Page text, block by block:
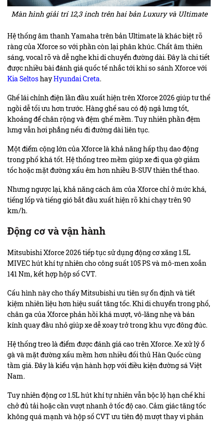
Màn hình giải trí 12,3 inch trên hai bản Luxury và Ultimate
Hệ thống âm thanh Yamaha trên bản Ultimate là khác biệt rõ
ràng của Xforce so với phần còn lại phân khúc. Chất âm thiên
sáng, vocal rõ và dễ nghe khi di chuyển đường dài. Đây là chi tiết
được nhiều bài đánh giá quốc tế nhắc tới khi so sánh Xforce với
Kia SeltoshayHyundai Creta.
Ghế lái chỉnh điện lần đầu xuất hiện trên Xforce 2026 giúp tư thế
ngồi dễ tối ưu hơn trước. Hàng ghế sau có độ ngả lưng tốt,
khoảng để chân rộng và đệm ghế mềm. Tuy nhiên phần đệm
lưng vẫn hơi phẳng nếu đi đường dài liên tục.
Một điểm cộng lớn của Xforce là khả năng hấp thụ dao động
trong phố khá tốt. Hệ thống treo mềm giúp xe đi qua gờ giảm
tốc hoặc mặt đường xấu êm hơn nhiều B-SUV thiên thể thao.
Nhưng ngược lại, khả năng cách âm của Xforce chỉ ở mức khá,
tiếng lốp và tiếng gió bắt đầu xuất hiện rõ khi chạy trên 90
km/h.
Động cơ và vận hành
Mitsubishi Xforce 2026 tiếp tục sử dụng động cơ xăng 1.5L
MIVEC hút khí tự nhiên cho công suất 105 PS và mô-men xoắn
141 Nm, kết hợp hộp số CVT.
Cấu hình này cho thấy Mitsubishi ưu tiên sự ổn định và tiết
kiệm nhiên liệu hơn hiệu suất tăng tốc. Khi di chuyển trong phố,
chân ga của Xforce phản hồi khá mượt, vô-lăng nhẹ và bán
kính quay đầu nhỏ giúp xe dễ xoay trở trong khu vực đông đúc.
Hệ thống treo là điểm được đánh giá cao trên Xforce. Xe xử lý ổ
gà và mặt đường xấu mềm hơn nhiều đối thủ Hàn Quốc cùng
tầm giá. Đây là kiểu vận hành hợp với điều kiện đường sá Việt
Nam.
Tuy nhiên động cơ 1.5L hút khí tự nhiên vẫn bộc lộ hạn chế khi
chở đủ tải hoặc cần vượt nhanh ở tốc độ cao. Cảm giác tăng tốc
không quá mạnh và hộp số CVT ưu tiên độ mượt thay vì phản